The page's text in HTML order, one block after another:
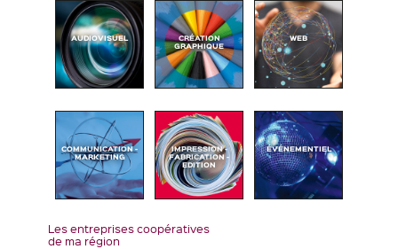
AUDIOVISUEL CRÉATION
GRAPHIQUE
WEB
COMMUNICATION -
MARKETING
IMPRESSION -
FABRICATION -
EDITION
ÉVÉNEMENTIEL
Les entreprises coopératives
de ma région